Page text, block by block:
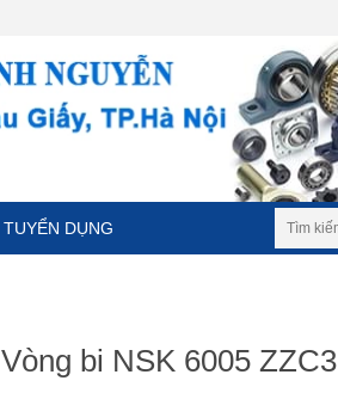
TUYỂN DỤNG
Vòng bi NSK 6005 ZZC3